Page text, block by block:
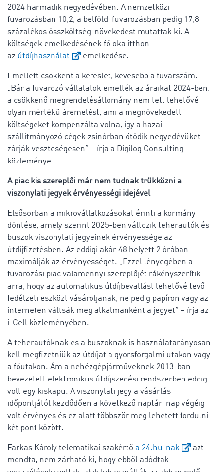
2024 harmadik negyedévében. A nemzetközi
fuvarozásban 10,2, a belföldi fuvarozásban pedig 17,8
százalékos összköltség-növekedést mutattak ki. A
költségek emelkedésének fő oka itthon
az útdíjhasználat emelkedése.
Emellett csökkent a kereslet, kevesebb a fuvarszám.
„Bár a fuvarozó vállalatok emelték az áraikat 2024-ben,
a csökkenő megrendelésállomány nem tett lehetővé
olyan mértékű áremelést, ami a megnövekedett
költségeket kompenzálta volna, így a hazai
szállítmányozó cégek zsinórban ötödik negyedévüket
zárják veszteségesen” – írja a Digilog Consulting
közleménye.
A piac kis szereplői már nem tudnak trükközni a
viszonylati jegyek érvényességi idejével
Elsősorban a mikrovállalkozásokat érinti a kormány
döntése, amely szerint 2025-ben változik teherautók és
buszok viszonylati jegyeinek érvényessége az
útdíjfizetésben. Az eddigi akár 48 helyett 2 órában
maximálják az érvényességet. „Ezzel lényegében a
fuvarozási piac valamennyi szereplőjét rákényszerítik
arra, hogy az automatikus útdíjbevallást lehetővé tevő
fedélzeti eszközt vásároljanak, ne pedig papíron vagy az
interneten váltsák meg alkalmanként a jegyet” – írja az
i-Cell közleményében.
A teherautóknak és a buszoknak is használatarányosan
kell megfizetniük az útdíjat a gyorsforgalmi utakon vagy
a főutakon. Ám a nehézgépjárműveknek 2013-ban
bevezetett elektronikus útdíjszedési rendszerben eddig
volt egy kiskapu. A viszonylati jegy a vásárlás
időpontjától kezdődően a következő naptári nap végéig
volt érvényes és ez alatt többször meg lehetett fordulni
két pont között.
Farkas Károly telematikai szakértő a 24.hu-nak
azt
mondta, nem zárható ki, hogy ebből adódtak